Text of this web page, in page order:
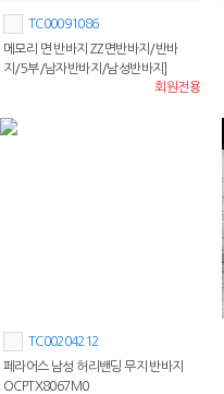
TC00091086
메모리 면 반바지 ZZ면반바지/반바
지/5부/남자반바지/남성반바지]
회원전용
TC00204212
페라어스 남성 허리밴딩 무지 반바지
OCPTX8067M0